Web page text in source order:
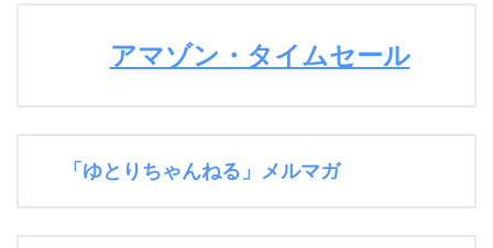
アマゾン・タイムセール
「ゆとりちゃんねる」メルマガ